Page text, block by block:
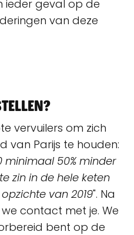
ieder geval op de
van deze
vervuilers om zich
van Parijs te houden:
minimaal 50% minder
zin in de hele keten
van 2019". Na
contact met je. We
bent op de